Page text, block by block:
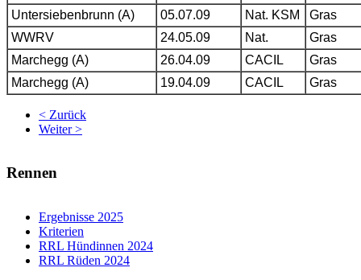
Untersiebenbrunn (A)
05.07.09 Nat. KSM
Gras
WWRV
24.05.09 Nat.
Gras
Marchegg (A)
26.04.09 CACIL
Gras
Marchegg (A)
19.04.09 CACIL Gras
< Zurück
Weiter >
Rennen
Ergebnisse 2025
Kriterien
RRL Hündinnen 2024
RRL Rüden 2024